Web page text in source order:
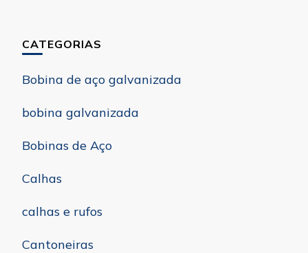
CATEGORIAS
Bobina de aço galvanizada
bobina galvanizada
Bobinas de Aço
Calhas
calhas e rufos
Cantoneiras